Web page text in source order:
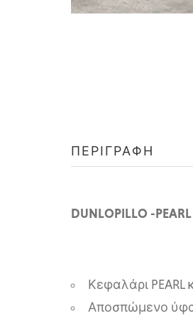
ΠΕΡΙΓΡΑΦΉ
DUNLOPILLO -PEARL
Κεφαλάρι PEARL
Αποσπώμενο